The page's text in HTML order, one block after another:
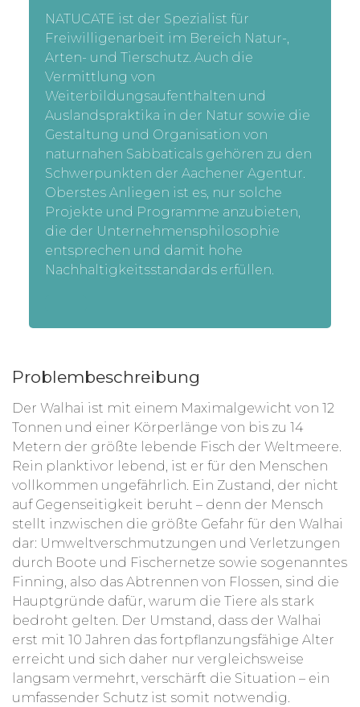
NATUCATE ist der Spezialist für
Freiwilligenarbeit im Bereich Natur-,
Arten- und Tierschutz. Auch die
Vermittlung von
Weiterbildungsaufenthalten und
Auslandspraktika in der Natur sowie die
Gestaltung und Organisation von
naturnahen Sabbaticals gehören zu den
Schwerpunkten der Aachener Agentur.
Oberstes Anliegen ist es, nur solche
Projekte und Programme anzubieten,
die der Unternehmensphilosophie
entsprechen und damit hohe
Nachhaltigkeitsstandards erfüllen.
Problembeschreibung
Der Walhai ist mit einem Maximalgewicht von 12
Tonnen und einer Körperlänge von bis zu 14
Metern der größte lebende Fisch der Weltmeere.
Rein planktivor lebend, ist er für den Menschen
vollkommen ungefährlich. Ein Zustand, der nicht
auf Gegenseitigkeit beruht – denn der Mensch
stellt inzwischen die größte Gefahr für den Walhai
dar: Umweltverschmutzungen und Verletzungen
durch Boote und Fischernetze sowie sogenanntes
Finning, also das Abtrennen von Flossen, sind die
Hauptgründe dafür, warum die Tiere als stark
bedroht gelten. Der Umstand, dass der Walhai
erst mit 10 Jahren das fortpflanzungsfähige Alter
erreicht und sich daher nur vergleichsweise
langsam vermehrt, verschärft die Situation – ein
umfassender Schutz ist somit notwendig.